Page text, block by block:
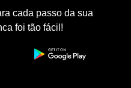
cada passo da sua
foi tão fácil!